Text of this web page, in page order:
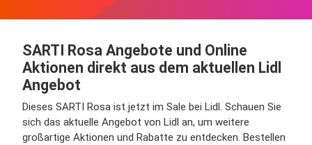
SARTI Rosa Angebote und Online
Aktionen direkt aus dem aktuellen Lidl
Angebot
Dieses SARTI Rosa ist jetzt im Sale bei Lidl. Schauen Sie
sich das aktuelle Angebot von Lidl an, um weitere
großartige Aktionen und Rabatte zu entdecken. Bestellen